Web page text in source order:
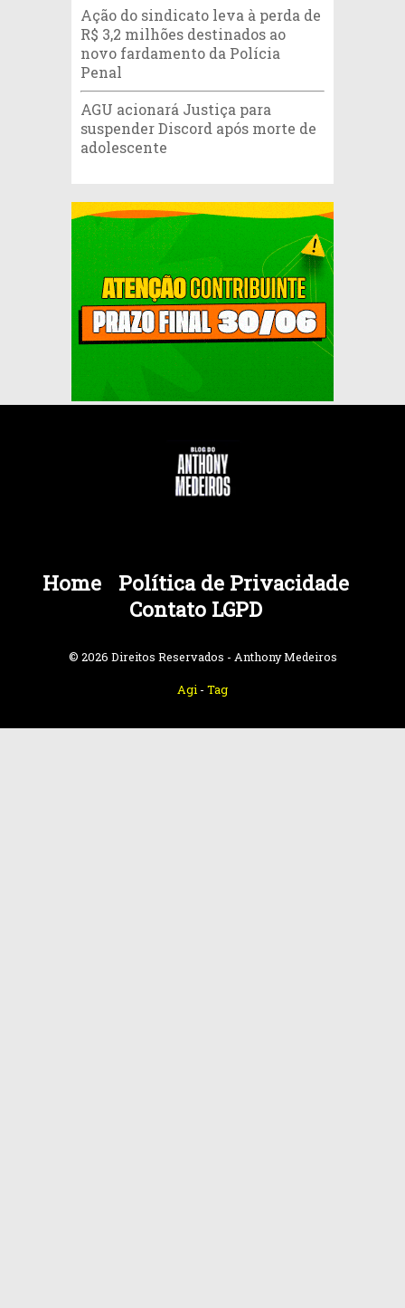
Ação do sindicato leva à perda de
R$ 3,2 milhões destinados ao
novo fardamento da Polícia
Penal
AGU acionará Justiça para
suspender Discord após morte de
adolescente
Home
Política de Privacidade
Contato LGPD
© 2026 Direitos Reservados - Anthony Medeiros
Agi - Tag